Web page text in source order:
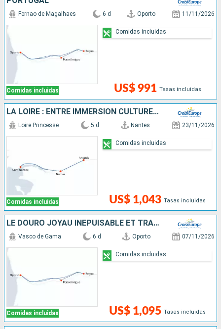
Comidas incluidas
Fernao de Magalhaes 6 d Oporto 11/11/2026
US$ 991 Tasas incluidas
Comidas incluidas
LA LOIRE : ENTRE IMMERSION CULTURELLE, FOLKLORE TRADITIONNEL ET SAVEURS LOCALES
Comidas incluidas
Loire Princesse 5 d Nantes 23/11/2026
US$ 1,043 Tasas incluidas
Comidas incluidas
LE DOURO JOYAU INÉPUISABLE ET TRADITIONS ANCESTRALES (FORMULE PORT-PORT)
Comidas incluidas
Vasco de Gama 6 d Oporto 07/11/2026
US$ 1,095 Tasas incluidas
Comidas incluidas